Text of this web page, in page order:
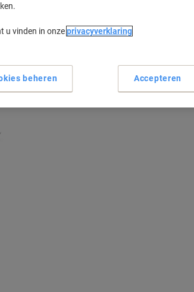
u vinden in onzeprivacyverklaring
beheren Accepteren